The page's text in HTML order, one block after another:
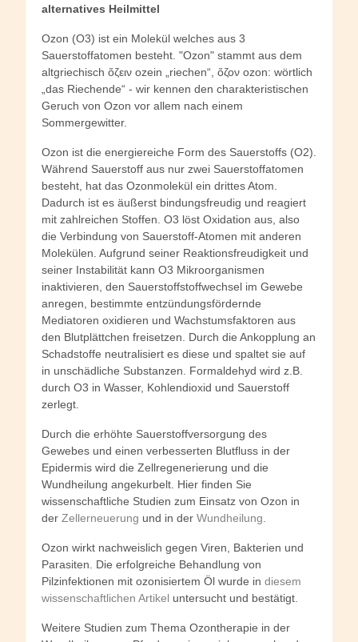
alternatives Heilmittel
Ozon (O3) ist ein Molekül welches aus 3
Sauerstoffatomen besteht. "Ozon" stammt aus dem
altgriechisch ὄζειν ozein „riechen“, ὄζον ozon: wörtlich
„das Riechende“ - wir kennen den charakteristischen
Geruch von Ozon vor allem nach einem
Sommergewitter.
Ozon ist die energiereiche Form des Sauerstoffs (O2).
Während Sauerstoff aus nur zwei Sauerstoffatomen
besteht, hat das Ozonmolekül ein drittes Atom.
Dadurch ist es äußerst bindungsfreudig und reagiert
mit zahlreichen Stoffen. O3 löst Oxidation aus, also
die Verbindung von Sauerstoff-Atomen mit anderen
Molekülen. Aufgrund seiner Reaktionsfreudigkeit und
seiner Instabilität kann O3 Mikroorganismen
inaktivieren, den Sauerstoffstoffwechsel im Gewebe
anregen, bestimmte entzündungsfördernde
Mediatoren oxidieren und Wachstumsfaktoren aus
den Blutplättchen freisetzen. Durch die Ankopplung an
Schadstoffe neutralisiert es diese und spaltet sie auf
in unschädliche Substanzen. Formaldehyd wird z.B.
durch O3 in Wasser, Kohlendioxid und Sauerstoff
zerlegt.
Durch die erhöhte Sauerstoffversorgung des
Gewebes und einen verbesserten Blutfluss in der
Epidermis wird die Zellregenerierung und die
Wundheilung angekurbelt. Hier finden Sie
wissenschaftliche Studien zum Einsatz von Ozon in
der Zellerneuerung und in der Wundheilung
Ozon wirkt nachweislich gegen Viren, Bakterien und
Parasiten. Die erfolgreiche Behandlung von
Pilzinfektionen mit ozonisiertem Öl wurde in diesem
wissenschaftlichen Artikel untersucht und bestätigt.
Weitere Studien zum Thema Ozontherapie in der